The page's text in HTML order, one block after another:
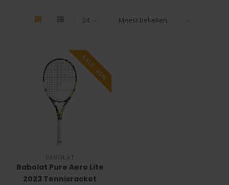
SALE -40%
BABOLAT
Babolat Pure Aero Lite
2023 Tennisracket